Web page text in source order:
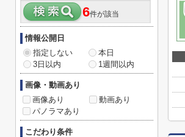
6件が該当
情報公開日
指定しない
本日
3日以内
1週間以内
画像・動画あり
画像あり
動画あり
パノラマあり
こだわり条件